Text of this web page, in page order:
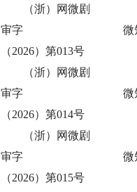
（浙）网微剧
审字
（2026）第013号
微
（浙）网微剧
审字
（2026）第014号
微
（浙）网微剧
审字
（2026）第015号
微